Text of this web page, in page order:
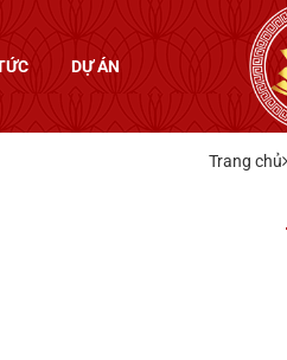
DỰ ÁN
Trang chủ